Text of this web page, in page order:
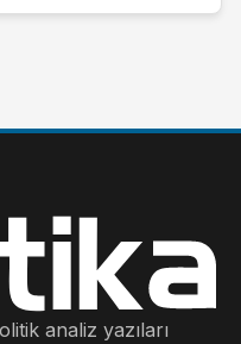
analiz yazıları